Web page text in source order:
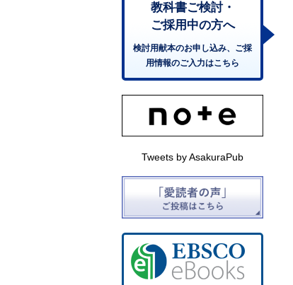
教科書ご検討・
ご採用中の方へ
検討用献本のお申し込み、ご採
用情報のご入力はこちら
Tweets by AsakuraPub